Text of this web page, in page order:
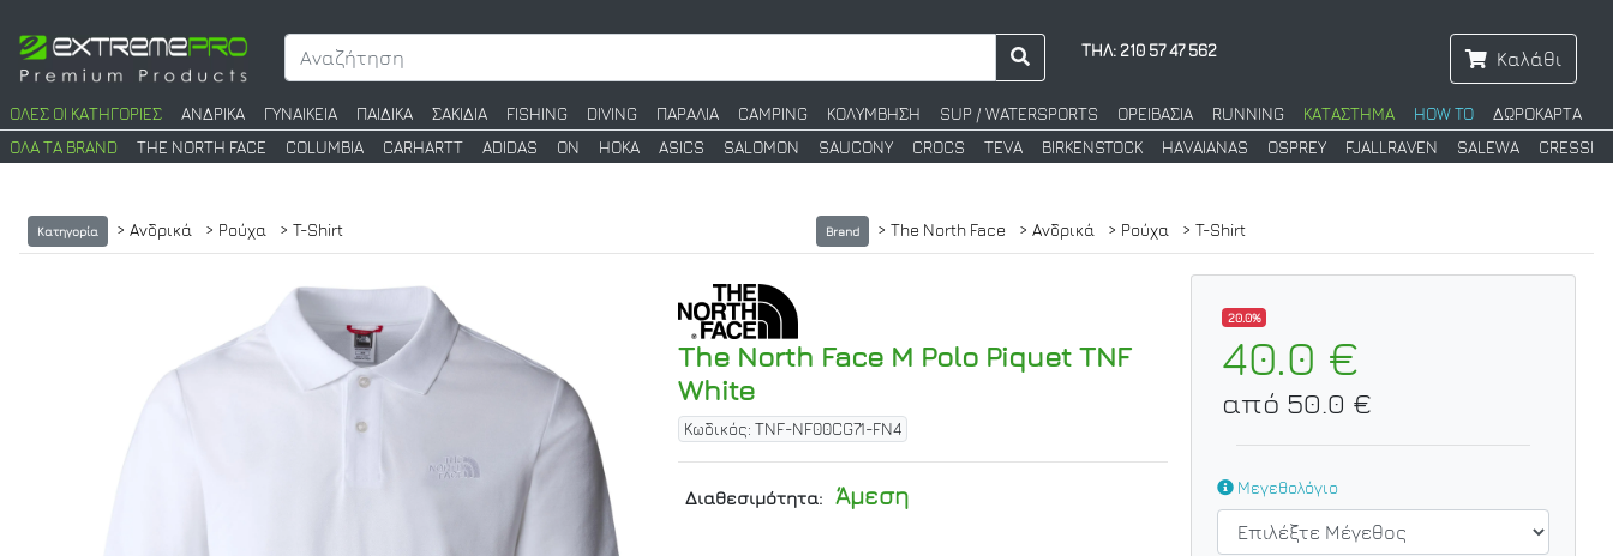
ΤΗΛ: 210 57 47 562 Καλάθι
ΟΛΕΣ ΟΙ ΚΑΤΗΓΟΡΙΕΣ ΑΝΔΡΙΚΑ ΓΥΝΑΙΚΕΙΑ ΠΑΙΔΙΚΑ ΣΑΚΙΔΙΑ FISHING DIVING ΠΑΡΑΛΙΑ CAMPING ΚΟΛΥΜΒΗΣΗ SUP / WATERSPORTS ΟΡΕΙΒΑΣΙΑ RUNNING ΚΑΤΑΣΤΗΜΑ HOW TO
ΔΩΡΟΚΑΡΤΑ
ΟΛΑ ΤΑ BRAND
THE NORTH FACE COLUMBIA CARHARTT ADIDAS ON HOKA ASICS SALOMON SAUCONY CROCS TEVA BIRKENSTOCK HAVAIANAS OSPREY FJALLRAVEN SALEWA CRESSI
Κατηγορία > Ανδρικά > Ρούχα > T-Shirt Brand > The North Face > Ανδρικά > Ρούχα > T-Shirt
The North Face M Polo Piquet TNF
White
Κωδικός: TNF-NF00CG71-FN4
Διαθεσιμότητα: Άμεση
20.0%
40.0 €
από 50.0 €
Μεγεθολόγιο